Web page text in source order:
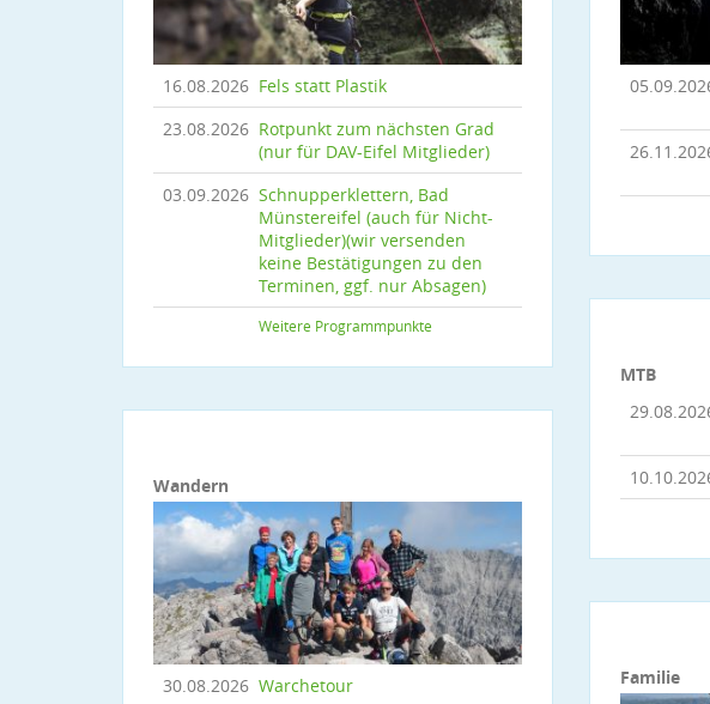
16.08.2026 Fels statt Plastik
23.08.2026 Rotpunkt zum nächsten Grad
(nur für DAV-Eifel Mitglieder)
03.09.2026 Schnupperklettern, Bad
Münstereifel (auch für Nicht-
Mitglieder)(wir versenden
keine Bestätigungen zu den
Terminen, ggf. nur Absagen)
Weitere Programmpunkte
Wandern
30.08.2026 Warchetour
MTB
Familie